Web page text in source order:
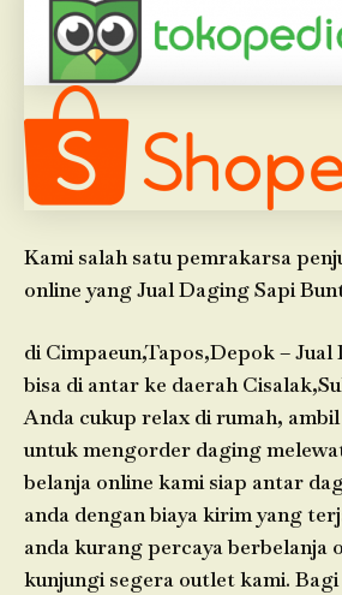
Kami salah satu pemrakarsa
online yang Jual Daging Sapi
di Cimpaeun,Tapos,Depok – Jual
bisa di antar ke daerah
Anda cukup relax di rumah,
untuk mengorder daging
belanja online kami siap antar
anda dengan biaya kirim yang
anda kurang percaya berbelanja
kunjungi segera outlet kami. Bagi